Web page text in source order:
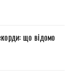
що відомо